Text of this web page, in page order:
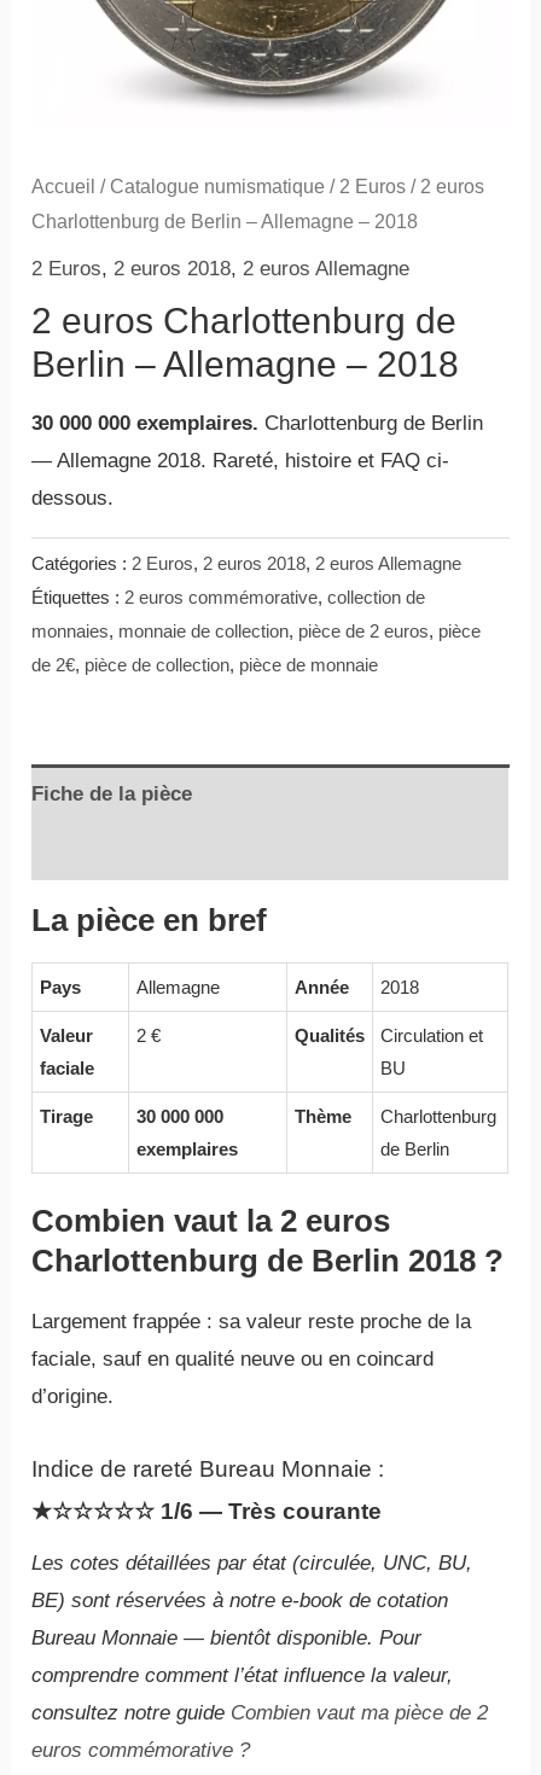
Accueil / Catalogue numismatique / 2 Euros / 2 euros
Charlottenburg de Berlin – Allemagne – 2018
2 Euros, 2 euros 2018, 2 euros Allemagne
2 euros Charlottenburg de
Berlin – Allemagne – 2018
30 000 000 exemplaires. Charlottenburg de Berlin
— Allemagne 2018. Rareté, histoire et FAQ ci-
dessous.
Catégories :2 Euros,2 euros 2018,2 euros Allemagne
Étiquettes :2 euros commémorative,collection de
monnaies, monnaie de collection, pièce de 2 euros, pièce
de 2€, pièce de collection, pièce de monnaie
Fiche de la pièce
La pièce en bref
Pays Allemagne Année 2018
Valeur
faciale
2 € Qualités
Circulation et
BU
Tirage
30 000 000
exemplaires
Thème
Charlottenburg
de Berlin
Combien vaut la 2 euros
Charlottenburg de Berlin 2018 ?
Largement frappée : sa valeur reste proche de la
faciale, sauf en qualité neuve ou en coincard
d’origine.
Indice de rareté Bureau Monnaie :
★☆☆☆☆☆ 1/6 — Très courante
Les cotes détaillées par état (circulée, UNC, BU,
BE) sont réservées à notre e-book de cotation
Bureau Monnaie — bientôt disponible. Pour
comprendre comment l’état influence la valeur,
consultez notre guide Combien vaut ma pièce de 2
euros commémorative ?